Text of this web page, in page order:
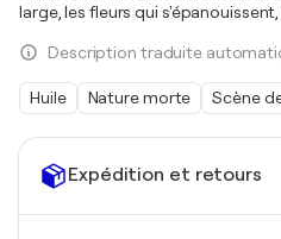
Expédition et retours
large, les fleurs qui s'épanouissent,
Description traduite
Huile Nature morte Scène